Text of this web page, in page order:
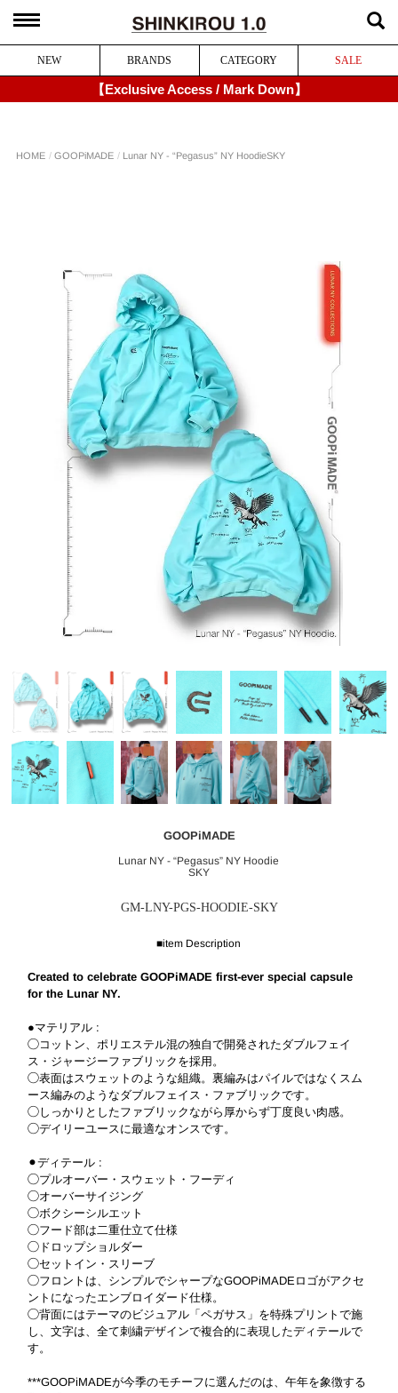
NEW BRANDS CATEGORY SALE
【Exclusive Access / Mark Down】
HOME GOOPiMADE Lunar NY - “Pegasus” NY HoodieSKY
GOOPiMADE
Lunar NY - “Pegasus” NY Hoodie
SKY
GM-LNY-PGS-HOODIE-SKY
■item Description
Created to celebrate GOOPiMADE first-ever special capsule
for the Lunar NY.
●マテリアル :
◯コットン、ポリエステル混の独自で開発されたダブルフェイ
ス・ジャージーファブリックを採用。
◯表面はスウェットのような組織。裏編みはパイルではなくスム
ース編みのようなダブルフェイス・ファブリックです。
◯しっかりとしたファブリックながら厚からず丁度良い肉感。
◯デイリーユースに最適なオンスです。
⚫︎ディテール :
◯プルオーバー・スウェット・フーディ
◯オーバーサイジング
◯ボクシーシルエット
◯フード部は二重仕立て仕様
◯ドロップショルダー
◯セットイン・スリーブ
◯フロントは、シンプルでシャープなGOOPiMADEロゴがアクセ
ントになったエンブロイダード仕様。
◯背面にはテーマのビジュアル「ペガサス」を特殊プリントで施
し、文字は、全て刺繍デザインで複合的に表現したディテールで
す。
***GOOPiMADEが今季のモチーフに選んだのは、午年を象徴する